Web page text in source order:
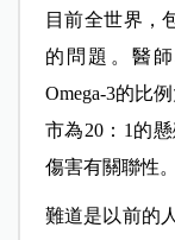
目前全世界，
的問題。 醫
Omega-3的比
市為20：1的
傷害有關聯性。
難道是以前的